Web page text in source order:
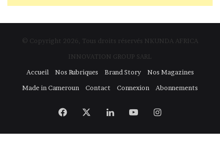
© Copyright 2026, Tous droits réservés NKUNDA AFRICA
INNOVATION GROUP SARL
Accueil
Nos Rubriques Brand Story
Nos Magazines
Made in Cameroun
Contact Connexion Abonnements
Facebook LinkedinYouTubeInstagram